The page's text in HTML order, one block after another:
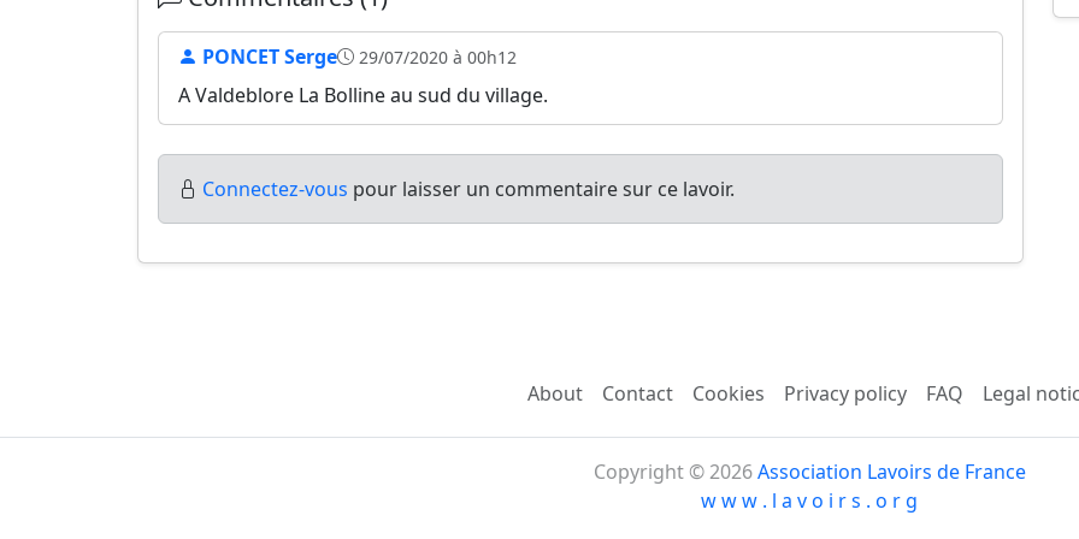
PONCET Serge 29/07/2020 à 00h12
A Valdeblore La Bolline au sud du village.
Connectez-vous pour laisser un commentaire sur ce lavoir.
About Contact Cookies Privacy policy FAQ Legal
Copyright © 2026Association Lavoirs de France
w w w . l a v o i r s . o r g